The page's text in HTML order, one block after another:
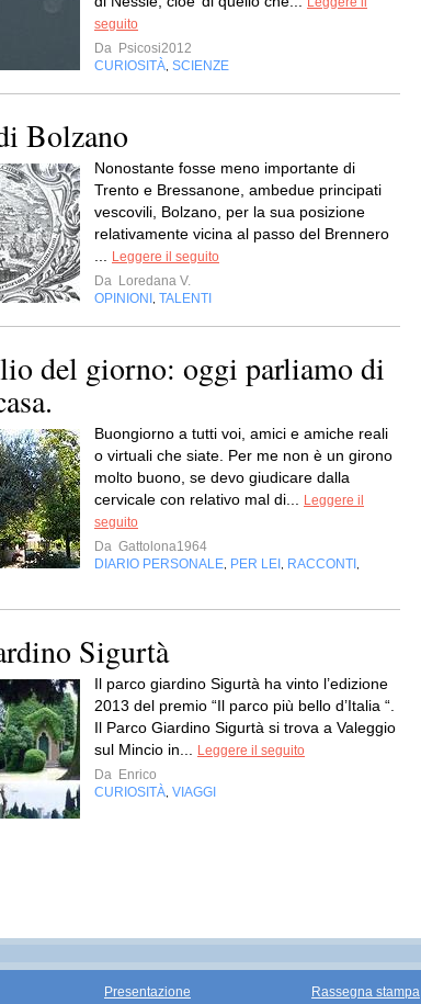
seguito
Da Psicosi2012
CURIOSITÀ SCIENZE
Bolzano
Nonostante fosse meno importante di
Trento e Bressanone, ambedue principati
vescovili, Bolzano, per la sua posizione
relativamente vicina al passo del Brennero
Leggere il seguito
Da Loredana V.
OPINIONI
TALENTI
del giorno: oggi parliamo di
Buongiorno a tutti voi, amici e amiche reali
o virtuali che siate. Per me non è un girono
molto buono, se devo giudicare dalla
cervicale con relativo mal di...
Leggere il
seguito
Da Gattolona1964
DIARIO PERSONALE PER LEI RACCONTI
Sigurtà
Il parco giardino Sigurtà ha vinto l’edizione
2013 del premio “Il parco più bello d’Italia “.
Il Parco Giardino Sigurtà si trova a Valeggio
sul Mincio in...
Leggere il seguito
Da Enrico
CURIOSITÀ VIAGGI
Presentazione Rassegna stampa